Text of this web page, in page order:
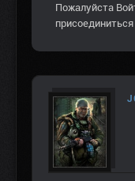
Пожалуйста
присоединиться